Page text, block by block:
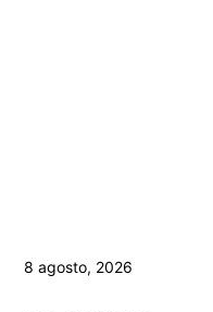
8 agosto, 2026